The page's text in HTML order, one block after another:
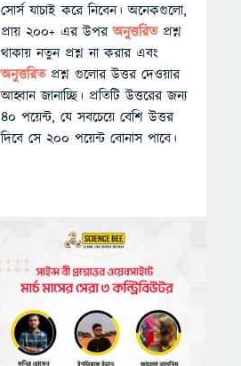
সোর্স যাচাই করে নিবেন। অনেকগুলো,
প্রায় ২০০+ এর উপরঅনুত্তরিতপ্রশ্ন
থাকায় নতুন প্রশ্ন না করার এবং
অনুত্তরিত প্রশ্ন গুলোর উত্তর দেওয়ার
আহ্বান জানাচ্ছি। প্রতিটি উত্তরের জন্য
৪০ পয়েন্ট, যে সবচেয়ে বেশি উত্তর
দিবে সে ২০০ পয়েন্ট বোনাস পাবে।